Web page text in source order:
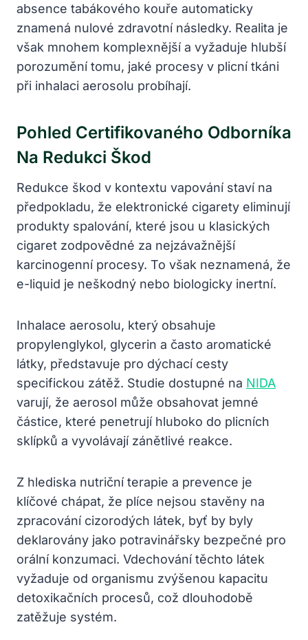
absence tabákového kouře automaticky
znamená nulové zdravotní následky. Realita je
však mnohem komplexnější a vyžaduje hlubší
porozumění tomu, jaké procesy v plicní tkáni
při inhalaci aerosolu probíhají.
Pohled Certifikovaného Odborníka
Na Redukci Škod
Redukce škod v kontextu vapování staví na
předpokladu, že elektronické cigarety eliminují
produkty spalování, které jsou u klasických
cigaret zodpovědné za nejzávažnější
karcinogenní procesy. To však neznamená, že
e-liquid je neškodný nebo biologicky inertní.
Inhalace aerosolu, který obsahuje
propylenglykol, glycerin a často aromatické
látky, představuje pro dýchací cesty
specifickou zátěž. Studie dostupné na NIDA
varují, že aerosol může obsahovat jemné
částice, které penetrují hluboko do plicních
sklípků a vyvolávají zánětlivé reakce.
Z hlediska nutriční terapie a prevence je
klíčové chápat, že plíce nejsou stavěny na
zpracování cizorodých látek, byť by byly
deklarovány jako potravinářsky bezpečné pro
orální konzumaci. Vdechování těchto látek
vyžaduje od organismu zvýšenou kapacitu
detoxikačních procesů, což dlouhodobě
zatěžuje systém.